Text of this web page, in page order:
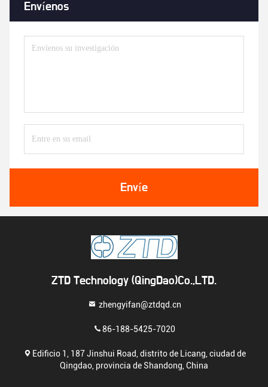
Envíenos
Envíe
ZTD Technology (QingDao)Co.,LTD.
zhengyifan@ztdqd.cn
86-188-5425-7020
Edificio 1, 187 Jinshui Road, distrito de Licang, ciudad de
Qingdao, provincia de Shandong, China